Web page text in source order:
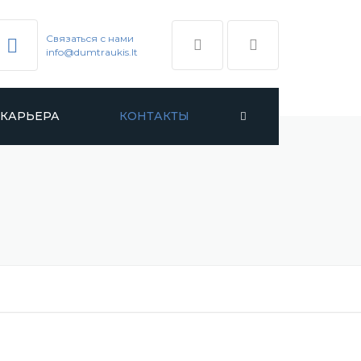
Cвязаться с нами
info@dumtraukis.lt
КАРЬЕРА КОНТАКТЫ